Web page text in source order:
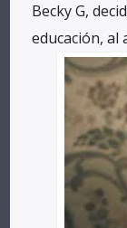
Becky G,
educación, al